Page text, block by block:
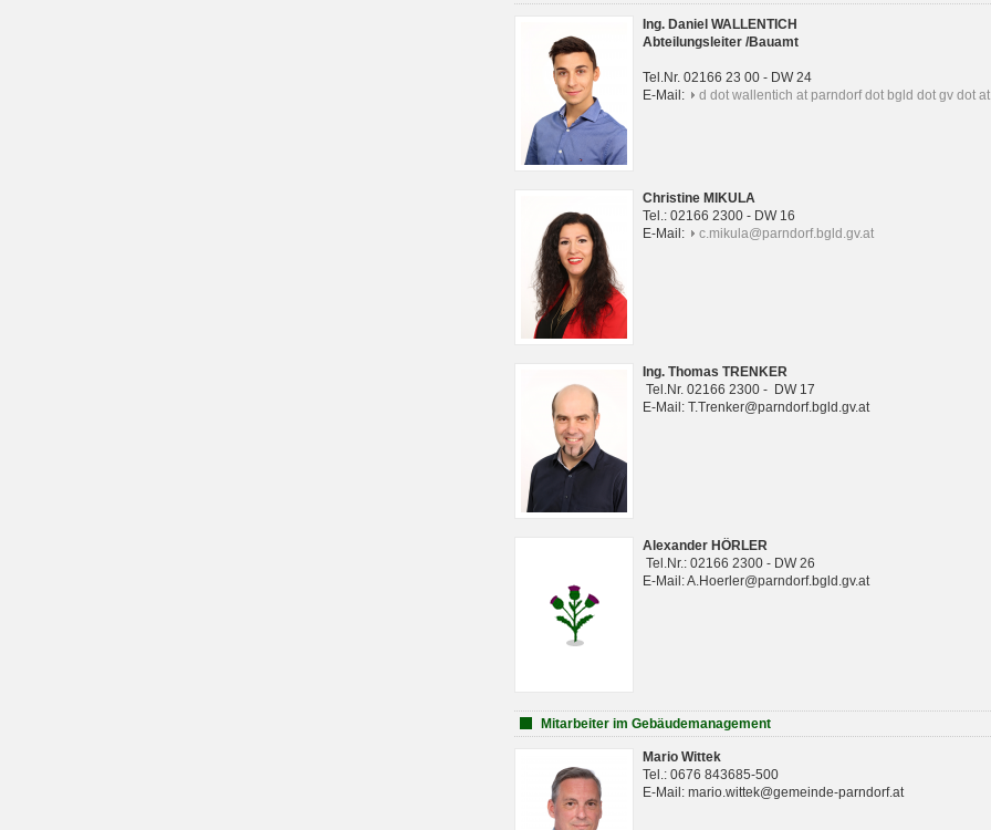
Ing. Daniel WALLENTICH
Abteilungsleiter /Bauamt
Tel.Nr. 02166 23 00 - DW 24
E-Mail:
d dot wallentich at parndorf dot bgld dot gv dot at
Christine MIKULA
Tel.: 02166 2300 - DW 16
E-Mail:
c.mikula@parndorf.bgld.gv.at
Ing. Thomas TRENKER
Tel.Nr. 02166 2300 - DW 17
E-Mail: T.Trenker@parndorf.bgld.gv.at
Alexander HÖRLER
Tel.Nr.: 02166 2300 - DW 26
E-Mail: A.Hoerler@parndorf.bgld.gv.at
Mitarbeiter im Gebäudemanagement
Mario Wittek
Tel.: 0676 843685-500
E-Mail: mario.wittek@gemeinde-parndorf.at